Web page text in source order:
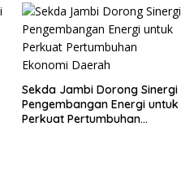
Sekda Jambi Dorong Sinergi
Pengembangan Energi untuk
Perkuat Pertumbuhan